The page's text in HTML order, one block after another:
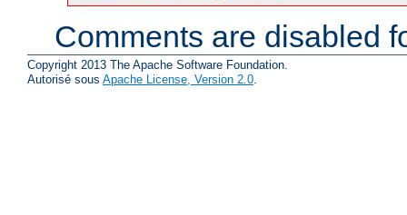
Comments are disabled
Copyright 2013 The Apache Software Foundation.
Autorisé sous Apache License, Version 2.0